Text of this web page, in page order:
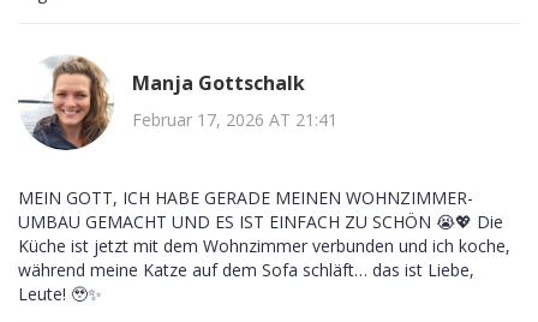
Manja Gottschalk
Februar 17, 2026 AT 21:41
MEIN GOTT, ICH HABE GERADE MEINEN WOHNZIMMER-
UMBAU GEMACHT UND ES IST EINFACH ZU SCHÖN 😭💖 Die
Küche ist jetzt mit dem Wohnzimmer verbunden und ich koche,
während meine Katze auf dem Sofa schläft… das ist Liebe,
Leute! 🥹✨